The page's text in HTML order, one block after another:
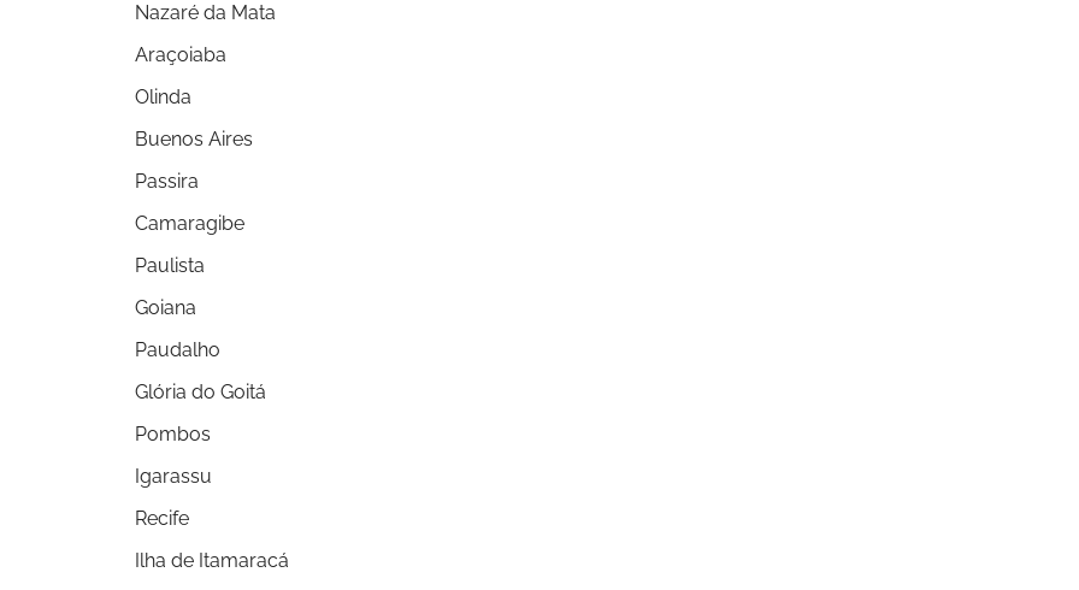
Nazaré da Mata
Araçoiaba
Olinda
Buenos Aires
Passira
Camaragibe
Paulista
Goiana
Paudalho
Glória do Goitá
Pombos
Igarassu
Recife
Ilha de Itamaracá